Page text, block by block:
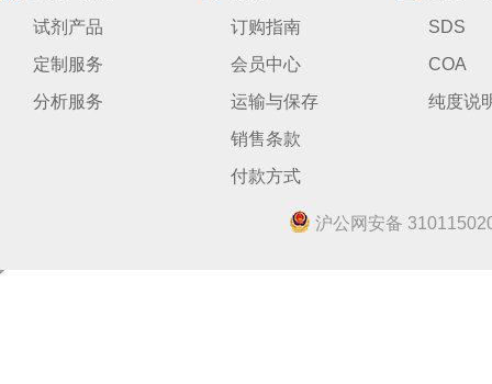
试剂产品
定制服务
分析服务
订购指南
会员中心
运输与保存
销售条款
付款方式
SDS
COA
纯度说
沪公网安备